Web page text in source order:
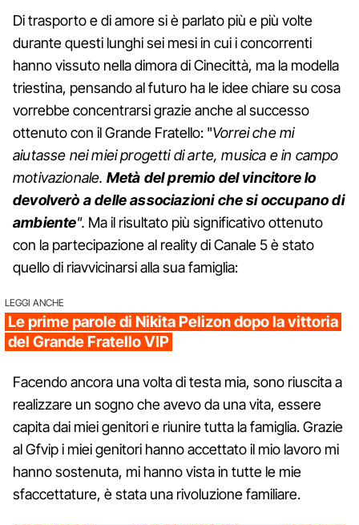
Di trasporto e di amore si è parlato più e più volte
durante questi lunghi sei mesi in cui i concorrenti
hanno vissuto nella dimora di Cinecittà, ma la modella
triestina, pensando al futuro ha le idee chiare su cosa
vorrebbe concentrarsi grazie anche al successo
ottenuto con il Grande Fratello: "Vorrei che mi
aiutasse nei miei progetti di arte, musica e in campo
motivazionale. Metà del premio del vincitore lo
devolverò a delle associazioni che si occupano di
ambiente". Ma il risultato più significativo ottenuto
con la partecipazione al reality di Canale 5 è stato
quello di riavvicinarsi alla sua famiglia:
LEGGI ANCHE
Le prime parole di Nikita Pelizon dopo la vittoria
del Grande Fratello VIP
Facendo ancora una volta di testa mia, sono riuscita a
realizzare un sogno che avevo da una vita, essere
capita dai miei genitori e riunire tutta la famiglia. Grazie
al Gfvip i miei genitori hanno accettato il mio lavoro mi
hanno sostenuta, mi hanno vista in tutte le mie
sfaccettature, è stata una rivoluzione familiare.